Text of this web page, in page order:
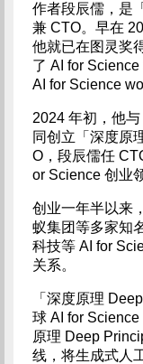
作者段辰儒，是
兼 CTO。早在
他就已在图灵奖
了 AI for
AI for Science
2024 年初，他
同创立「深度原
O，段辰儒任
or Science 创业
创业一年半以来
蚁集团等多家知
科技等 AI for
关系。
「深度原理
球 AI for
原理 Deep
线，将生成式人